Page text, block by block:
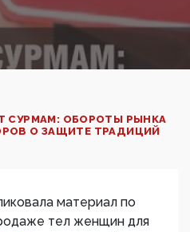
СУРМАМ: ОБОРОТЫ РЫНКА
О ЗАЩИТЕ ТРАДИЦИЙ
материал по
тел женщин для